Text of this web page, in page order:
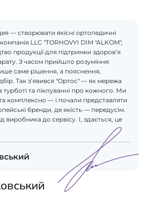
— створювати якісні ортопедичні
LLC "TORHOVYI DIM "ALKOM",
продукції для підтримки здоров’я
З часом прийшло розуміння:
саме рішення, а пояснення,
Так з’явився "Ортос" — як мережа
турботі та піклуванні про кожного. Ми
комплексно — і почали представляти
бренди, де якість — передусім.
виробника до сервісу. І, здається, це